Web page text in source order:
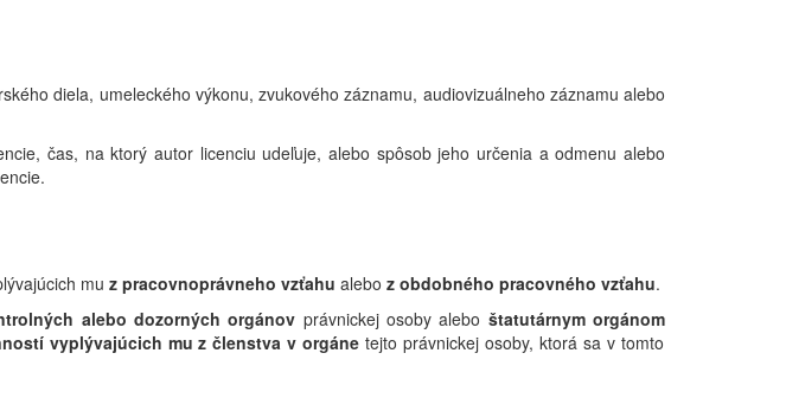
diela, umeleckého výkonu, zvukového záznamu, audiovizuálneho záznamu alebo
čas, na ktorý autor licenciu udeľuje, alebo spôsob jeho určenia a odmenu alebo
mu z pracovnoprávneho vzťahu alebo z obdobného pracovného vzťahu.
alebo dozorných orgánov právnickej osoby alebo štatutárnym orgánom
vyplývajúcich mu z členstva v orgánetejto právnickej osoby, ktorá sa v tomto